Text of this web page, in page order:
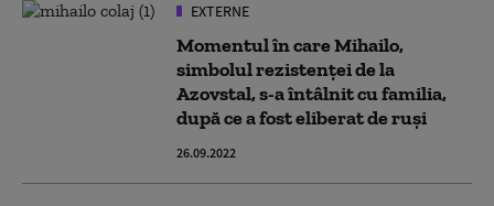
EXTERNE
Momentul în care Mihailo,
simbolul rezistenței de la
Azovstal, s-a întâlnit cu familia,
după ce a fost eliberat de ruși
26.09.2022